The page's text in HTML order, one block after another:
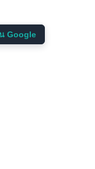
Google